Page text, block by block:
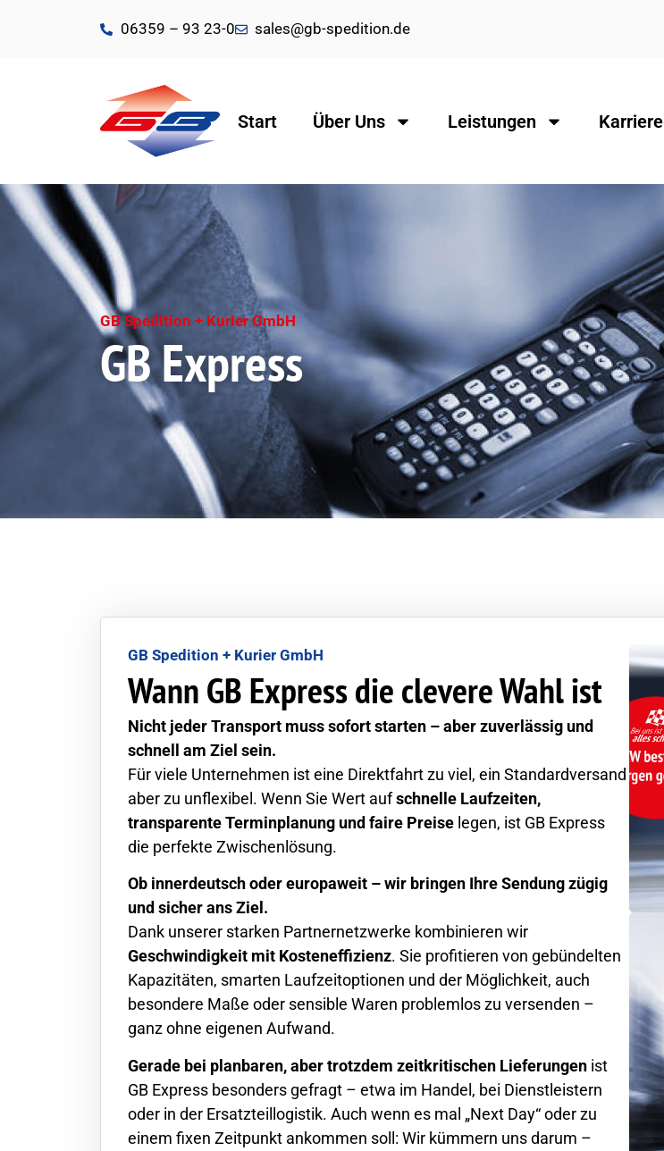
06359 – 93 23-0 sales@gb-spedition.de
Start Über Uns Leistungen Karriere
GB Spedition + Kurier GmbH
GB Express
GB Spedition + Kurier GmbH
Wann GB Express die clevere Wahl ist
Nicht jeder Transport muss sofort starten – aber zuverlässig und
schnell am Ziel sein.
Für viele Unternehmen ist eine Direktfahrt zu viel, ein Standardversand
aber zu unflexibel. Wenn Sie Wert aufschnelle Laufzeiten,
transparente Terminplanung und faire Preise legen, ist GB Express
die perfekte Zwischenlösung.
Ob innerdeutsch oder europaweit – wir bringen Ihre Sendung zügig
und sicher ans Ziel.
Dank unserer starken Partnernetzwerke kombinieren wir
Geschwindigkeit mit Kosteneffizienz. Sie profitieren von gebündelten
Kapazitäten, smarten Laufzeitoptionen und der Möglichkeit, auch
besondere Maße oder sensible Waren problemlos zu versenden –
ganz ohne eigenen Aufwand.
Gerade bei planbaren, aber trotzdem zeitkritischen Lieferungen ist
GB Express besonders gefragt – etwa im Handel, bei Dienstleistern
oder in der Ersatzteillogistik. Auch wenn es mal „Next Day“ oder zu
einem fixen Zeitpunkt ankommen soll: Wir kümmern uns darum –